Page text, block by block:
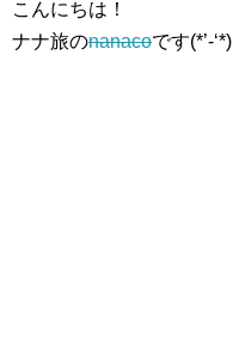
こんにちは！
ナナ旅のnanacoです(*’-‘*)